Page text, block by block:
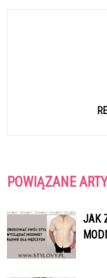
POWIĄZANE
JAK